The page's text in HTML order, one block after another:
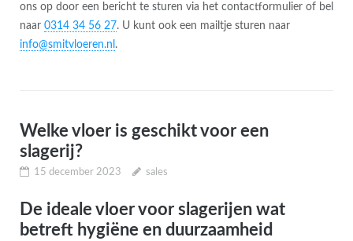
ons op door een bericht te sturen via het contactformulier of bel
naar 0314 34 56 27. U kunt ook een mailtje sturen naar
info@smitvloeren.nl .
Welke vloer is geschikt voor een
slagerij?
15 december 2023 sales
De ideale vloer voor slagerijen wat
betreft hygiëne en duurzaamheid